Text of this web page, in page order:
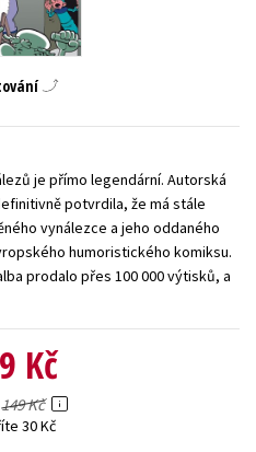
literatura
tituly
je přímo legendární. Autorská
potvrdila, že má stále
vynálezce a jeho oddaného
humoristického komiksu.
prodalo přes 100 000 výtisků, a
Kč
149 Kč
30 Kč